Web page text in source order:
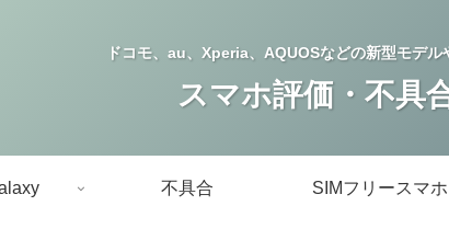
ドコモ、au、Xperia、AQUOSなどの新型モデ
スマホ評価・不具
不具合 SIMフリースマホ